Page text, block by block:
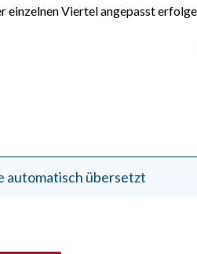
einzelnen Viertel angepasst
automatisch übersetzt